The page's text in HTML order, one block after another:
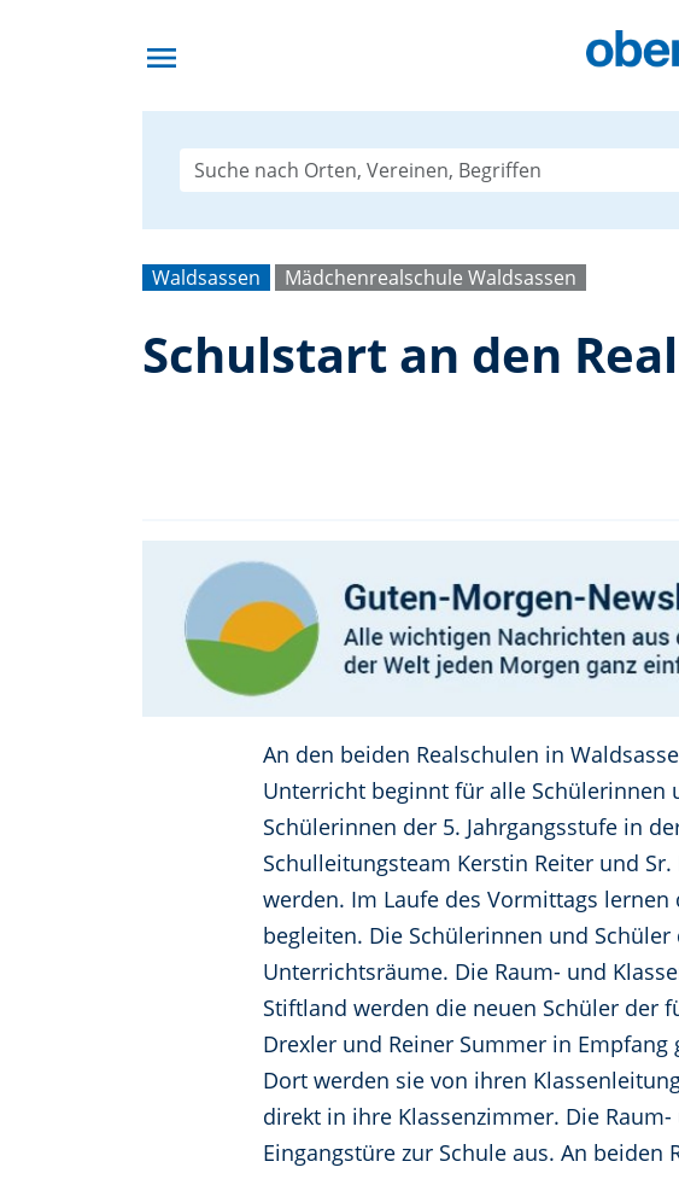
menu
Waldsassen Mädchenrealschule Waldsassen
Schulstart an den
An den beiden Realschulen in
Unterricht beginnt für alle Schülerinnen
Schülerinnen der 5. Jahrgangsstufe in
Schulleitungsteam Kerstin Reiter und
werden. Im Laufe des Vormittags
begleiten. Die Schülerinnen und
Unterrichtsräume. Die Raum- und
Stiftland werden die neuen Schüler der
Drexler und Reiner Summer in
Dort werden sie von ihren
direkt in ihre Klassenzimmer. Die
Eingangstüre zur Schule aus. An